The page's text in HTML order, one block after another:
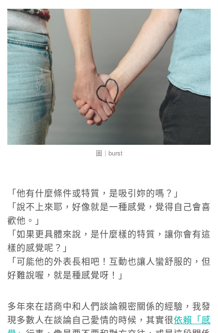
圖｜burst
「他有什麼條件或特質，是吸引妳的嗎？」
「說不上來耶，好像就是一種感覺，覺得自己會喜
歡他。」
「如果更具體來說，是什麼樣的特質，讓你會有這
樣的感覺呢？」
「可能他的外表長相吧！互動也讓人蠻舒服的，但
好難說喔，就是種感覺呀！」
多年來在諮商中和人們談論親密關係的經驗，我發
現多數人在談論自己愛情的時候，其實很依賴「感